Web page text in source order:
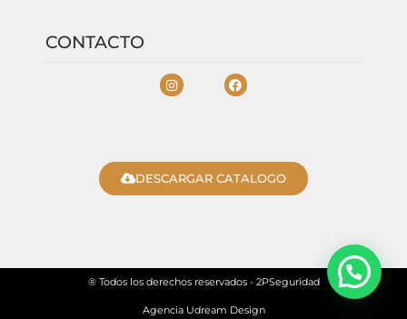
CONTACTO
DESCARGAR CATALOGO
® Todos los derechos reservados - 2PSeguridad
Agencia Udream Design